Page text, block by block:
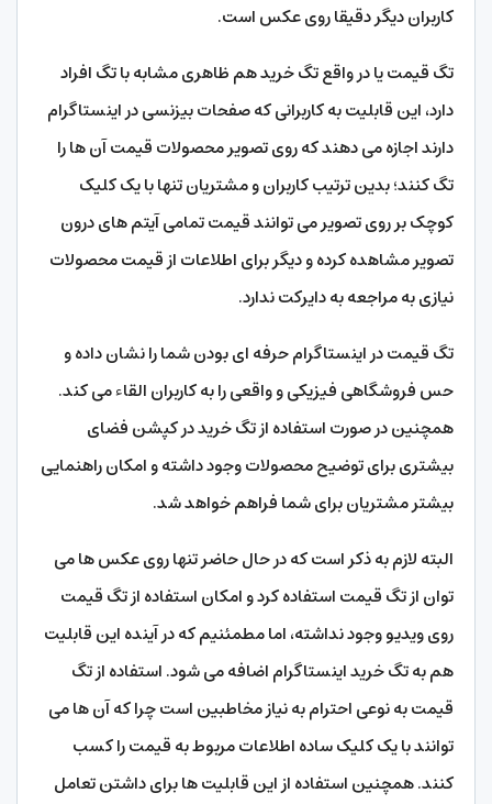
کاربران دیگر دقیقا روی عکس است.
تگ قیمت یا در واقع تگ خرید هم ظاهری مشابه با تگ افراد
دارد، این قابلیت به کاربرانی که صفحات بیزنسی در اینستاگرام
دارند اجازه می دهند که روی تصویر محصولات قیمت آن ها را
تگ کنند؛ بدین ترتیب کاربران و مشتریان تنها با یک کلیک
کوچک بر روی تصویر می توانند قیمت تمامی آیتم های درون
تصویر مشاهده کرده و دیگر برای اطلاعات از قیمت محصولات
نیازی به مراجعه به دایرکت ندارد.
تگ قیمت در اینستاگرام حرفه ای بودن شما را نشان داده و
حس فروشگاهی فیزیکی و واقعی را به کاربران القاء می کند.
همچنین در صورت استفاده از تگ خرید در کپشن فضای
بیشتری برای توضیح محصولات وجود داشته و امکان راهنمایی
بیشتر مشتریان برای شما فراهم خواهد شد.
البته لازم به ذکر است که در حال حاضر تنها روی عکس ها می
توان از تگ قیمت استفاده کرد و امکان استفاده از تگ قیمت
روی ویدیو وجود نداشته، اما مطمئنیم که در آینده این قابلیت
هم به تگ خرید اینستاگرام اضافه می شود. استفاده از تگ
قیمت به نوعی احترام به نیاز مخاطبین است چرا که آن ها می
توانند با یک کلیک ساده اطلاعات مربوط به قیمت را کسب
کنند. همچنین استفاده از این قابلیت ها برای داشتن تعامل